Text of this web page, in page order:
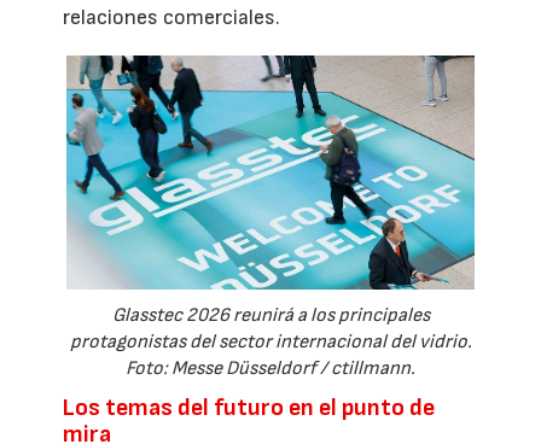
relaciones comerciales.
Glasstec 2026 reunirá a los principales
protagonistas del sector internacional del vidrio.
Foto: Messe Düsseldorf / ctillmann.
Los temas del futuro en el punto de
mira